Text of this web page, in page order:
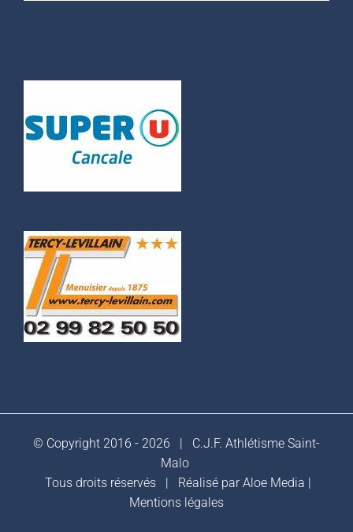
© Copyright 2016 - 2026 | C.J.F. Athlétisme Saint-
Malo
Tous droits réservés | Réalisé parAloe Media |
Mentions légales